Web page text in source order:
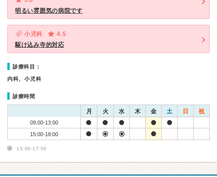
明るい雰囲気の病院です
小児科
4.5
駆け込み寺的対応
診療科目：
内科、小児科
診療時間
月 火 水 木 金 土 日 祝
09:00-13:00
15:00-18:00
15:00-17:00